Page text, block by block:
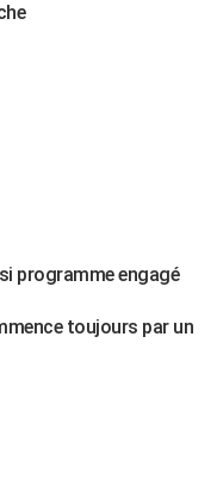
programme engagé
toujours par un